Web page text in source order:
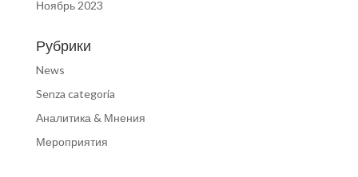
Ноябрь 2023
Рубрики
News
Senza categoria
Аналитика & Мнения
Мероприятия